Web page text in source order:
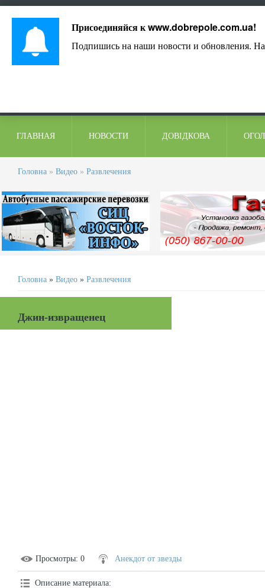
ГЛАВНАЯ НОВОСТИ ДОВІДКОВА
Головна » Видео » Развлечения
Головна » Видео » Развлечения
Джин-извращенец
Просмотры: 0 Анекдот от звезды
Описание материала:
Присоединяйся кwww.dobrepole.com.ua!
Подпишись на наши новости и обновления.